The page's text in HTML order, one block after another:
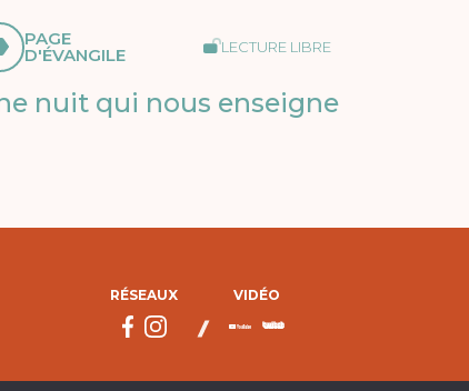
PAGE
D'ÉVANGILE LECTURE LIBRE
nuit qui nous enseigne
RÉSEAUX VIDÉO